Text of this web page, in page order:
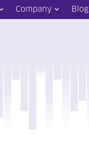
Company Blog